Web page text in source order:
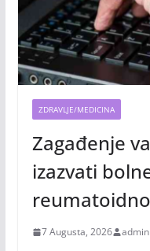
ZDRAVLJE/MEDICINA
Zagađenje
izazvati
7 Augusta, 2026 admin